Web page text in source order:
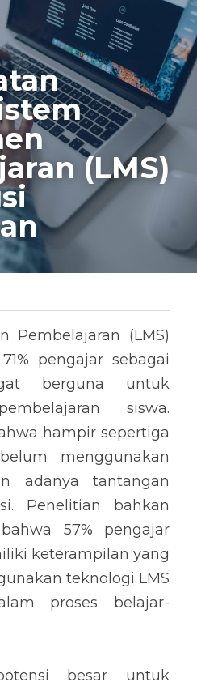
(LMS)
Pembelajaran (LMS)
pengajar sebagai
berguna untuk
siswa.
hampir sepertiga
menggunakan
adanya tantangan
Penelitian bahkan
57% pengajar
keterampilan yang
teknologi LMS
proses belajar-
besar untuk